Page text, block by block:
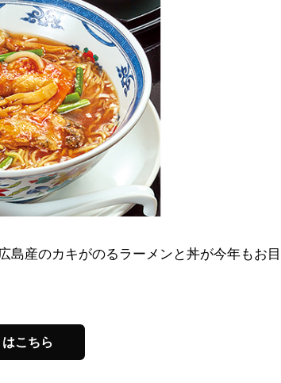
島産のカキがのるラーメンと丼が今年もお目
こちら